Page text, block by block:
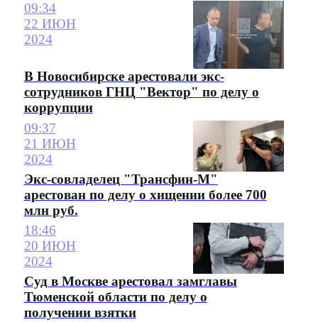
09:34
22 ИЮН
2024
В Новосибирске арестовали экс-
сотрудников ГНЦ "Вектор" по делу о
коррупции
09:37
21 ИЮН
2024
Экс-совладелец "Трансфин-М"
арестован по делу о хищении более 700
млн руб.
18:46
20 ИЮН
2024
Суд в Москве арестовал замглавы
Тюменской области по делу о
получении взятки